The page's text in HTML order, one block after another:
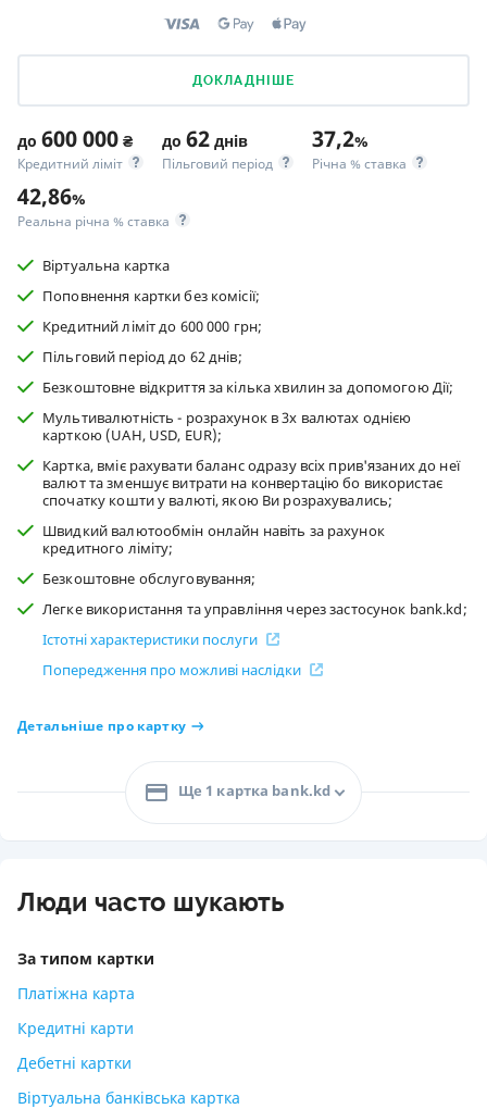
ДОКЛАДНІШЕ
до 600 000 ₴
Кредитний ліміт
до 62 днів
Пільговий період
37,2%
Річна % ставка
42,86%
Реальна річна % ставка
Віртуальна картка
Поповнення картки без комісії;
Кредитний ліміт до 600 000 грн;
Пільговий період до 62 днів;
Безкоштовне відкриття за кілька хвилин за допомогою Дії;
Мультивалютність - розрахунок в 3х валютах однією
карткою (UAH, USD, EUR);
Картка, вміє рахувати баланс одразу всіх прив'язаних до неї
валют та зменшує витрати на конвертацію бо використає
спочатку кошти у валюті, якою Ви розрахувались;
Швидкий валютообмін онлайн навіть за рахунок
кредитного ліміту;
Безкоштовне обслуговування;
Легке використання та управління через застосунок bank.kd;
Істотні характеристики послуги
Попередження про можливі наслідки
Детальніше про картку
Ще 1 картка bank.kd
Люди часто шукають
За типом картки
Платіжна карта
Кредитні карти
Дебетні картки
Віртуальна банківська картка